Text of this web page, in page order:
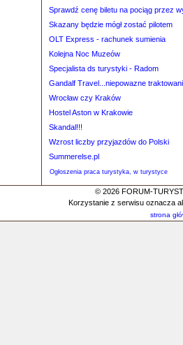
Sprawdź cenę biletu na pociąg przez
Skazany będzie mógł zostać pilotem
OLT Express - rachunek sumienia
Kolejna Noc Muzeów
Specjalista ds turystyki - Radom
Gandalf Travel...niepowazne
Wrocław czy Kraków
Hostel Aston w Krakowie
Skandal!!!
Wzrost liczby przyjazdów do Polski
Summerelse.pl
Ogłoszenia praca turystyka, w turystyce
© 2026 FORUM-
Korzystanie z serwisu oznacza
strona